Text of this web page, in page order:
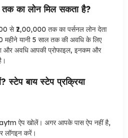
का लोन मिल सकता है?
से ₹2,00,000 तक का पर्सनल लोन देता
यानी 5 साल तक की अवधि के लिए
और अवधि आपकी प्रोफाइल, इनकम और
बाय स्टेप प्रक्रिया
ऐप खोलें। अगर आपके पास ऐप नहीं है,
लॉगइन करें।